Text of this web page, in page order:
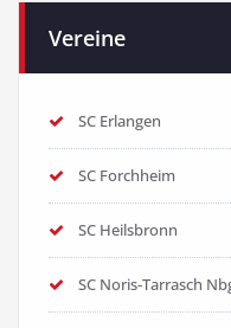
Vereine
SC Erlangen
SC Forchheim
SC Heilsbronn
SC Noris-Tarrasch